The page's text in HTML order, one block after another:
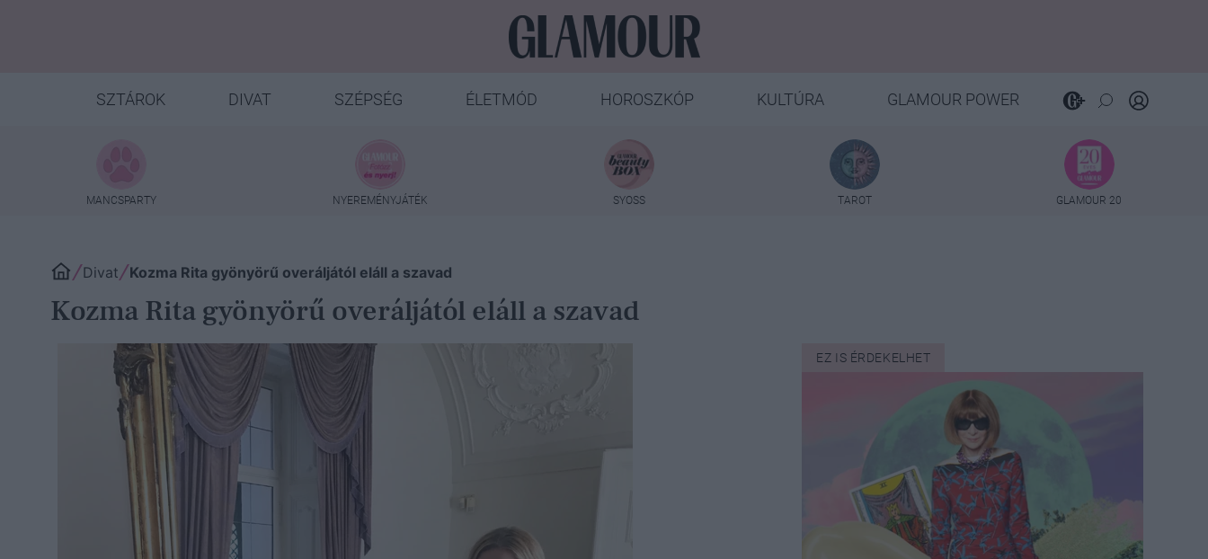
SZTÁROK DIVAT SZÉPSÉG ÉLETMÓD HOROSZKÓP KULTÚRA GLAMOUR POWER
MANCSPARTY NYEREMÉNYJÁTÉK SYOSS TAROT GLAMOUR 20
Divat Kozma Rita gyönyörű overáljától eláll a szavad
Kozma Rita gyönyörű overáljától eláll a szavad
EZ IS ÉRDEKELHET